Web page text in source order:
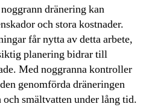
dränering kan
och stora kostnader.
får nytta av detta arbete,
planering bidrar till
Med noggranna kontroller
genomförda dräneringen
smältvatten under lång tid.